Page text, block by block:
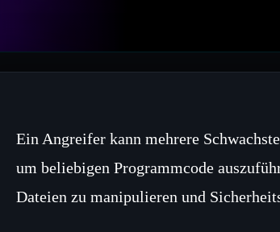
Ein Angreifer kann mehrere
um beliebigen Programmcode
Dateien zu manipulieren und